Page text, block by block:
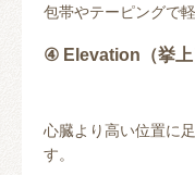
包帯やテーピングで
④ Elevation（挙上
心臓より高い位置に
す。